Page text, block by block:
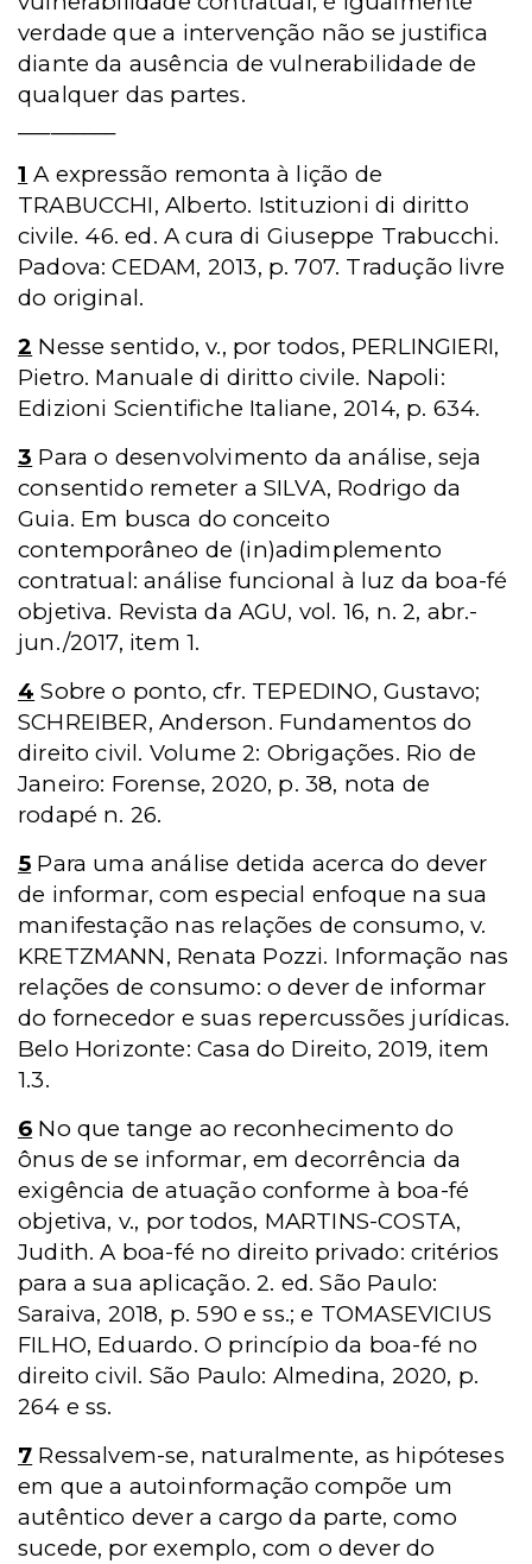
verdade que a intervenção não se justifica
diante da ausência de vulnerabilidade de
qualquer das partes.
1 A expressão remonta à lição de
TRABUCCHI, Alberto. Istituzioni di diritto
civile. 46. ed. A cura di Giuseppe Trabucchi.
Padova: CEDAM, 2013, p. 707. Tradução livre
do original.
2 Nesse sentido, v., por todos, PERLINGIERI,
Pietro. Manuale di diritto civile. Napoli:
Edizioni Scientifiche Italiane, 2014, p. 634.
3 Para o desenvolvimento da análise, seja
consentido remeter a SILVA, Rodrigo da
Guia. Em busca do conceito
contemporâneo de (in)adimplemento
contratual: análise funcional à luz da boa-fé
objetiva. Revista da AGU, vol. 16, n. 2, abr.-
jun./2017, item 1.
4 Sobre o ponto, cfr. TEPEDINO, Gustavo;
SCHREIBER, Anderson. Fundamentos do
direito civil. Volume 2: Obrigações. Rio de
Janeiro: Forense, 2020, p. 38, nota de
rodapé n. 26.
5 Para uma análise detida acerca do dever
de informar, com especial enfoque na sua
manifestação nas relações de consumo, v.
KRETZMANN, Renata Pozzi. Informação nas
relações de consumo: o dever de informar
do fornecedor e suas repercussões jurídicas.
Belo Horizonte: Casa do Direito, 2019, item
1.3.
6 No que tange ao reconhecimento do
ônus de se informar, em decorrência da
exigência de atuação conforme à boa-fé
objetiva, v., por todos, MARTINS-COSTA,
Judith. A boa-fé no direito privado: critérios
para a sua aplicação. 2. ed. São Paulo:
Saraiva, 2018, p. 590 e ss.; e TOMASEVICIUS
FILHO, Eduardo. O princípio da boa-fé no
direito civil. São Paulo: Almedina, 2020, p.
264 e ss.
7 Ressalvem-se, naturalmente, as hipóteses
em que a autoinformação compõe um
autêntico dever a cargo da parte, como
sucede, por exemplo, com o dever do